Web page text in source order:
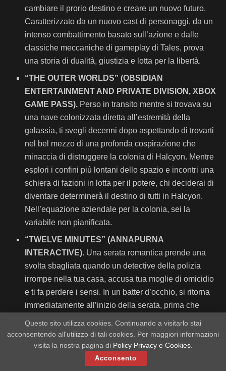
cambiare il prorio destino e creare un nuovo futuro.
Caratterizzato da un nuovo cast di personaggi, da un
intenso combattimento basato sull’azione e dalle
classiche meccaniche di gameplay di Tales, prova
una storia di dualità, giustizia e lotta per la libertà.
“THE OUTER WORLDS” (OBSIDIAN
ENTERTAINMENT AND PRIVATE DIVISION, XBOX
GAME PASS). Perso in transito mentre si trovava su
una nave colonizzata diretta all’estremità della
galassia, ti svegli decenni dopo aspettando di trovarti
nel bel mezzo di una profonda cospirazione che
minaccia di distruggere la colonia di Halcyon. Mentre
esplori i confini più lontani dello spazio e incontri una
schiera di fazioni in lotta per il potere, chi deciderai di
diventare determinerà il destino di tutti in Halcyon.
Nell’equazione aziendale per la colonia, sei la
variabile non pianificata.
“TWELVE MINUTES” (ANNAPURNA
INTERACTIVE). Una serata romantica prende una
svolta sbagliata quando un detective della polizia
irrompe nella tua casa, accusa tua moglie di omicidio
e ti fa perdere i sensi. In un batter d’occhio, si ritorna
immediatamente all’inizio della serata, prima che
tempo reale, in cui dovrai utilizzare la conoscenza di
ciò che sta per accadere, cambiare il risultato e
interrompere il ciclo di dodici minuti.
Questo sito utilizza cookies. Continuando a visitarlo stai
acconsentendo all'utilizzo di tali cookies. Per maggiori informazioni
visita la nostra pagina di Policy Privacy e Cookies.
Acconsento